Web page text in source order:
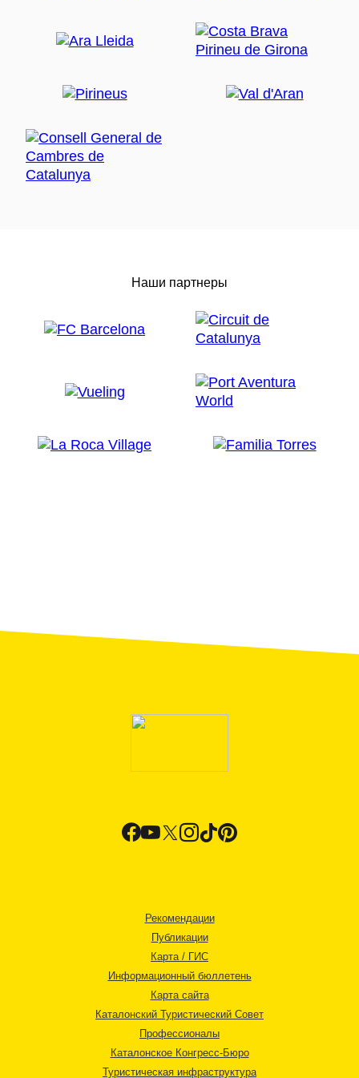
Наши партнеры
Рекомендации
Публикации
Карта / ГИС
Информационный бюллетень
Карта сайта
Каталонский Туристический Совет
Профессионалы
Каталонское Конгресс-Бюро
Туристическая инфраструктура